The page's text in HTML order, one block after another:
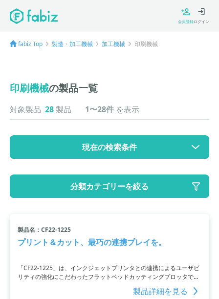
会員登録ログイン
fabiz Top 製造・加工機械 加工機械 印刷機械
印刷機械の製品一覧
対象製品 28 製品 1〜28件 を表示
現在の検索条件
大カテゴリ: 製造・加工機械
小カテゴリ: 印刷機械
分類カテゴリーを絞る
製品名：CF22-1225
プリント＆カット、最巧の連携プレイを。
「CF22-1225」は、インクジェットプリンタとの連携によるユーザビ
リティの強化にこだわったフラットベッドカッティングプロッタで
す。より簡単かつ正確な加工が可能。製造・加工機械や印刷機械のニ
ーズに応えています。価格帯は500万円から1000万円。お問い合わせ
製品詳細を見る